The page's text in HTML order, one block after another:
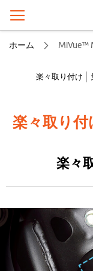
ホーム MiVue™
楽々取り付け
楽々取り
楽々